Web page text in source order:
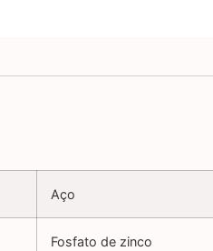
Aço
Fosfato de zinco